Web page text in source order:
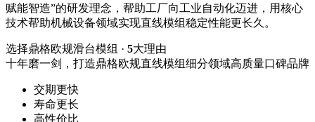
赋能智造”的研发理念，帮助工厂向工业自动化迈进，用核心
技术帮助机械设备领域实现直线模组稳定性能更长久。
选择鼎格欧规滑台模组 · 5大理由
十年磨一剑，打造鼎格欧规直线模组细分领域高质量口碑品牌
交期更快
寿命更长
高性价比